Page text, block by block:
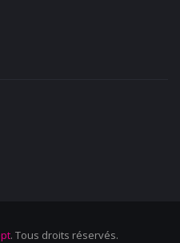
. Tous droits réservés.